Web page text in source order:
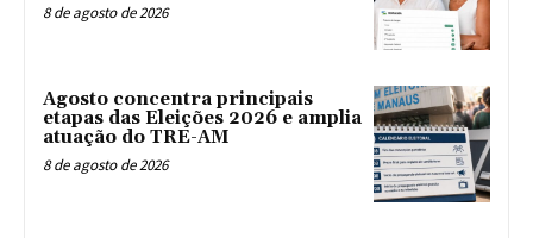
8 de agosto de 2026
Agosto concentra principais
etapas das Eleições 2026 e amplia
atuação do TRE-AM
8 de agosto de 2026